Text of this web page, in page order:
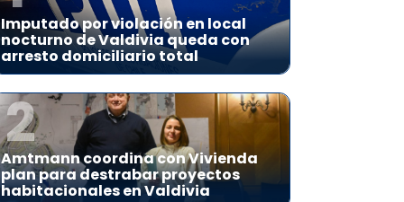
Imputado por violación en local
nocturno de Valdivia queda con
arresto domiciliario total
2
Amtmann coordina con Vivienda
plan para destrabar proyectos
habitacionales en Valdivia